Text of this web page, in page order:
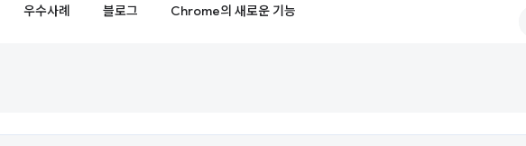
우수사례 블로그 Chrome의 새로운 기능